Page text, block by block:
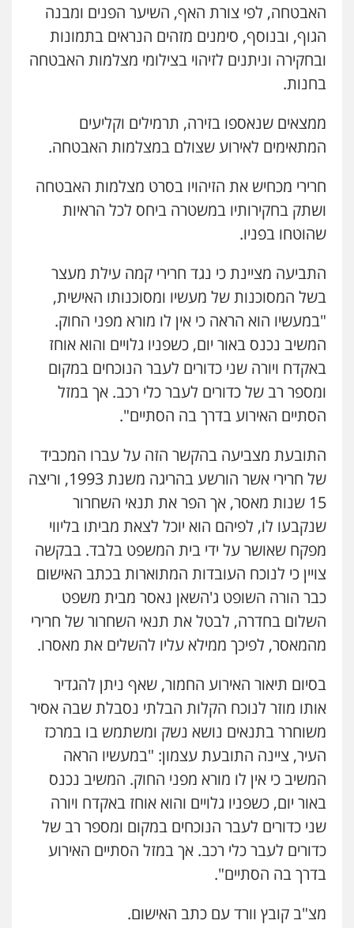
האבטחה, לפי צורת האף, השיער הפנים ומבנה
הגוף, ובנוסף, סימנים מזהים הנראים בתמונות
ובחקירה וניתנים לזיהוי בצילומי מצלמות האבטחה
בחנות.
ממצאים שנאספו בזירה, תרמילים וקליעים
המתאימים לאירוע שצולם במצלמות האבטחה.
חרירי מכחיש את הזיהויו בסרט מצלמות האבטחה
ושתק בחקירותיו במשטרה ביחס לכל הראיות
שהוטחו בפניו.
התביעה מציינת כי נגד חרירי קמה עילת מעצר
בשל המסוכנות של מעשיו ומסוכנותו האישית,
"במעשיו הוא הראה כי אין לו מורא מפני החוק.
המשיב נכנס באור יום, כשפניו גלויים והוא אוחז
באקדח ויורה שני כדורים לעבר הנוכחים במקום
ומספר רב של כדורים לעבר כלי רכב. אך במזל
הסתיים האירוע בדרך בה הסתיים".
התובעת מצביעה בהקשר הזה על עברו המכביד
של חרירי אשר הורשע בהריגה משנת 1993, וריצה
15 שנות מאסר, אך הפר את תנאי השחרור
שנקבעו לו, לפיהם הוא יוכל לצאת מביתו בליווי
מפקח שאושר על ידי בית המשפט בלבד. בבקשה
צויין כי לנוכח העובדות המתוארות בכתב האישום
כבר הורה השופט ג'השאן נאסר מבית משפט
השלום בחדרה, לבטל את תנאי השחרור של חרירי
מהמאסר, לפיכך ממילא עליו להשלים את מאסרו.
בסיום תיאור האירוע החמור, שאף ניתן להגדיר
אותו מוזר לנוכח הקלות הבלתי נסבלת שבה אסיר
משוחרר בתנאים נושא נשק ומשתמש בו במרכז
העיר, ציינה התובעת עצמון: "במעשיו הראה
המשיב כי אין לו מורא מפני החוק. המשיב נכנס
באור יום, כשפניו גלויים והוא אוחז באקדח ויורה
שני כדורים לעבר הנוכחים במקום ומספר רב של
כדורים לעבר כלי רכב. אך במזל הסתיים האירוע
בדרך בה הסתיים".
מצ"ב קובץ וורד עם כתב האישום.
צילום עורכי דין שירותים מקצועיים לעורכי
דין
0504578527
רונן הלל – מוניטין
מחיקת כתבות מגוגל ודחיקת אזכורים
שליליים
שירותים מקצועיים לעורכי דין
0522508109
אחסון אתרים
מהירות
מקצועיים לעורכי דין
מרכז התחלה חדשה
לעורכי דין
0544500346
מאיה בלום, עו"ס, טיפול ושיקום
טיפול בהתמכרויות שירותים מקצועיים
לעורכי דין
0504062539
עבירות פליליות